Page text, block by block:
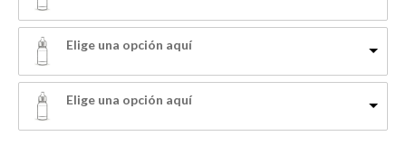
Elige una opción aquí
Elige una opción aquí